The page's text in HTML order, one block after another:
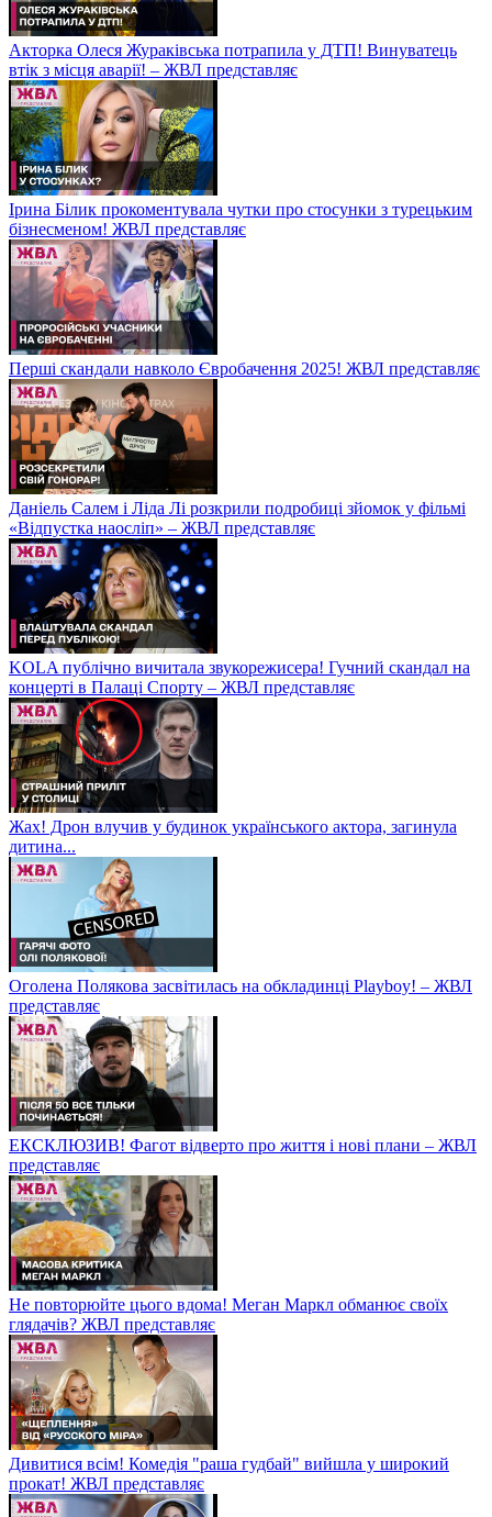
Акторка Олеся Жураківська потрапила у ДТП! Винуватець
втік з місця аварії! – ЖВЛ представляє
Ірина Білик прокоментувала чутки про стосунки з турецьким
бізнесменом! ЖВЛ представляє
Перші скандали навколо Євробачення 2025! ЖВЛ представляє
Даніель Салем і Ліда Лі розкрили подробиці зйомок у фільмі
«Відпустка наосліп» – ЖВЛ представляє
KOLA публічно вичитала звукорежисера! Гучний скандал на
концерті в Палаці Спорту – ЖВЛ представляє
Жах! Дрон влучив у будинок українського актора, загинула
дитина...
Оголена Полякова засвітилась на обкладинці Playboy! – ЖВЛ
представляє
ЕКСКЛЮЗИВ! Фагот відверто про життя і нові плани – ЖВЛ
представляє
Не повторюйте цього вдома! Меган Маркл обманює своїх
глядачів? ЖВЛ представляє
Дивитися всім! Комедія "раша гудбай" вийшла у широкий
прокат! ЖВЛ представляє